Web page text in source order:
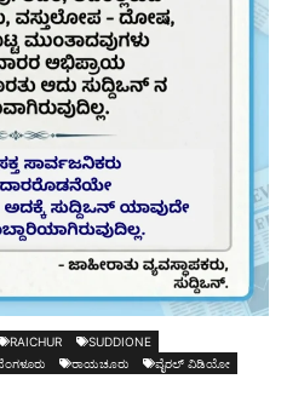
RAICHUR
SUDDIONE
ರಾಯಚೂರು
ವೈರಲ್ ವಿಡಿಯೋ